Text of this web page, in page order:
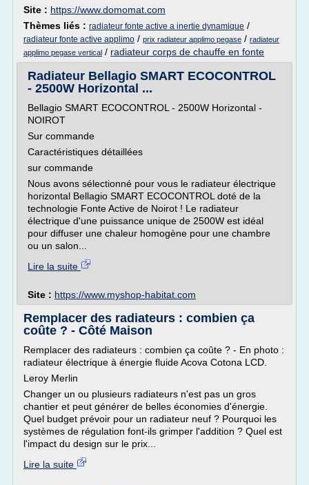
Site : https://www.domomat.com
Thèmes liés : radiateur fonte active a inertie dynamique /
radiateur fonte active applimo / prix radiateur applimo pegase / radiateur
applimo pegase vertical / radiateur corps de chauffe en fonte
Radiateur Bellagio SMART ECOCONTROL
- 2500W Horizontal ...
Bellagio SMART ECOCONTROL - 2500W Horizontal -
NOIROT
Sur commande
Caractéristiques détaillées
sur commande
Nous avons sélectionné pour vous le radiateur électrique
horizontal Bellagio SMART ECOCONTROL doté de la
technologie Fonte Active de Noirot ! Le radiateur
électrique d'une puissance unique de 2500W est idéal
pour diffuser une chaleur homogène pour une chambre
ou un salon...
Lire la suite
Site : https://www.myshop-habitat.com
Remplacer des radiateurs : combien ça
coûte ? - Côté Maison
Remplacer des radiateurs : combien ça coûte ? - En photo :
radiateur électrique à énergie fluide Acova Cotona LCD.
Leroy Merlin
Changer un ou plusieurs radiateurs n'est pas un gros
chantier et peut générer de belles économies d'énergie.
Quel budget prévoir pour un radiateur neuf ? Pourquoi les
systèmes de régulation font-ils grimper l'addition ? Quel est
l'impact du design sur le prix...
Lire la suite